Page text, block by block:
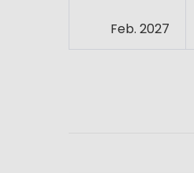
Feb. 2027